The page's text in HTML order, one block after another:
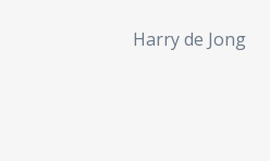
Harry de Jong